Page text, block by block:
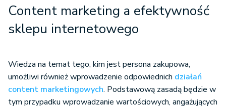
Content marketing a efektywność
sklepu internetowego
Wiedza na temat tego, kim jest persona zakupowa,
umożliwi również wprowadzenie odpowiednich działań
content marketingowych. Podstawową zasadą będzie w
tym przypadku wprowadzanie wartościowych, angażujących